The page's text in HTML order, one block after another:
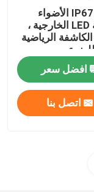
IP67 5000K الأضواء
الكاشفة LED الخارجية ،
الرياضية
افضل سعر
اتصل بنا